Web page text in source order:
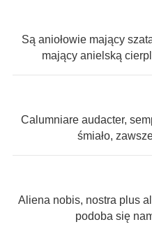
Są aniołowie mający
mający anielską
Calumniare audacter,
śmiało,
Aliena nobis, nostra plus
podoba się